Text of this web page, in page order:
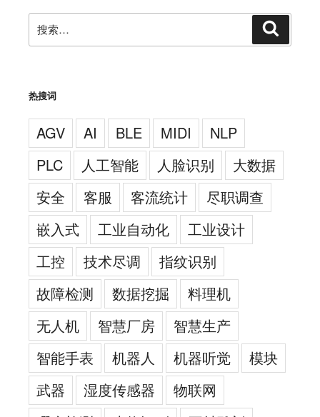
搜
索：
热搜词
AGV AI BLE MIDI
NLP
PLC
人工智能 人脸识别
大数据
安全
客服 客流统计
尽职调查
嵌入式
工业自动化
工业设计
工控
技术尽调
指纹识别
故障检测
数据挖掘
料理机
无人机
智慧厂房
智慧生产
智能手表
机器人 机器听觉
模块
武器
湿度传感器
物联网